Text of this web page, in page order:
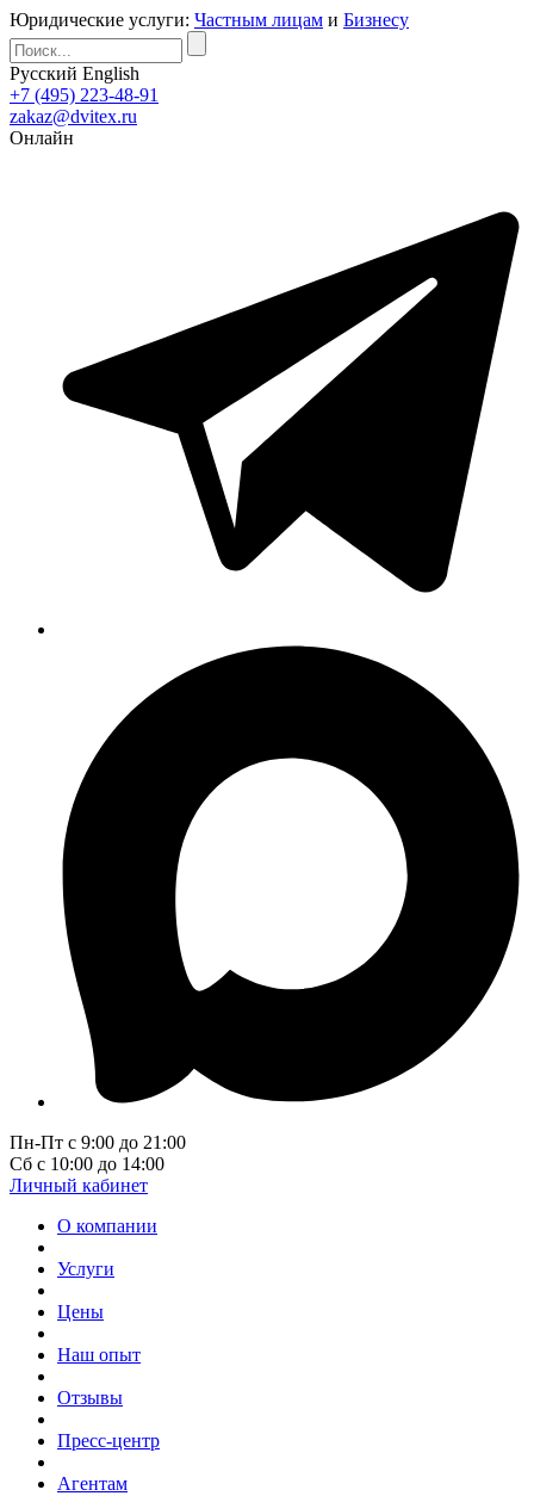
Юридические услуги: Частным лицам и Бизнесу
Русский English
+7 (495) 223-48-91
zakaz@dvitex.ru
Онлайн
Пн-Пт с 9:00 до 21:00
Сб с 10:00 до 14:00
Личный кабинет
О компании
Услуги
Цены
Наш опыт
Отзывы
Пресс-центр
Агентам